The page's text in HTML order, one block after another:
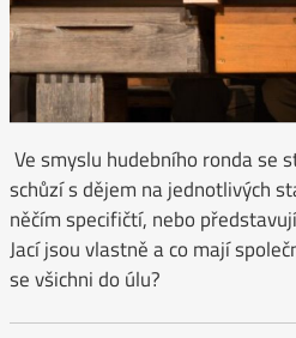
Ve smyslu hudebního ronda se
schůzí s dějem na jednotlivých
něčím specifičtí, nebo
Jací jsou vlastně a co mají
se všichni do úlu?